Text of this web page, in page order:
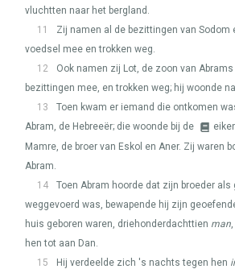
vluchtten naar het bergland.
11
Zij namen al de bezittingen van Sodom
voedsel mee en trokken weg.
12
Ook namen zij Lot, de zoon van Abrams
bezittingen mee, en trokken weg; hij woonde
13
Toen kwam er iemand die ontkomen
Abram, de Hebreeër; die woonde bij de
Mamre, de broer van Eskol en Aner. Zij waren
Abram.
14
Toen Abram hoorde dat zijn broeder als
weggevoerd was, bewapende hij zijn
huis geboren waren, driehonderdachttien man
hen tot aan Dan.
15
Hij verdeelde zich 's nachts tegen hen